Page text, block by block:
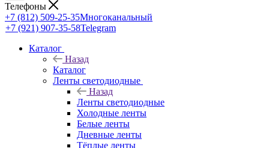
Телефоны
+7 (812) 509-25-35Многоканальный
+7 (921) 907-35-58Telegram
Каталог
Назад
Каталог
Ленты светодиодные
Назад
Ленты светодиодные
Холодные ленты
Белые ленты
Дневные ленты
Тёплые ленты